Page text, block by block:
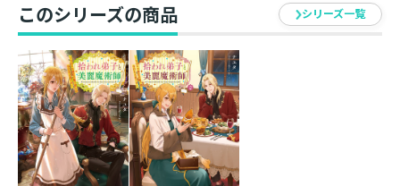
葉を操る人間嫌いの偏屈家。しかも美貌につられて恋愛
感情を向けてくる人間は大嫌い。美容と魔法の知識以外
は絶対尊敬できない。そう頭では分かるのに――。
彼の唯一の教え子として魔法の練習中に倒れれば皮肉交
じりに介抱され、醜い傷の治療の上から解呪のキスをさ
れると認識は揺らぎっぱなし。
募る想いを隠して喧嘩する日々を送っていたある日、嫉
妬した女性が自分を攻撃してきて？ この生活がずっと
このシリーズの商品 シリーズ一覧